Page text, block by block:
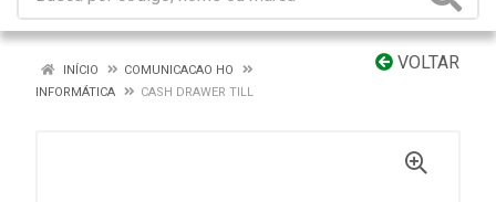
VOLTAR
INÍCIO
COMUNICACAO HO
INFORMÁTICA
CASH DRAWER TILL